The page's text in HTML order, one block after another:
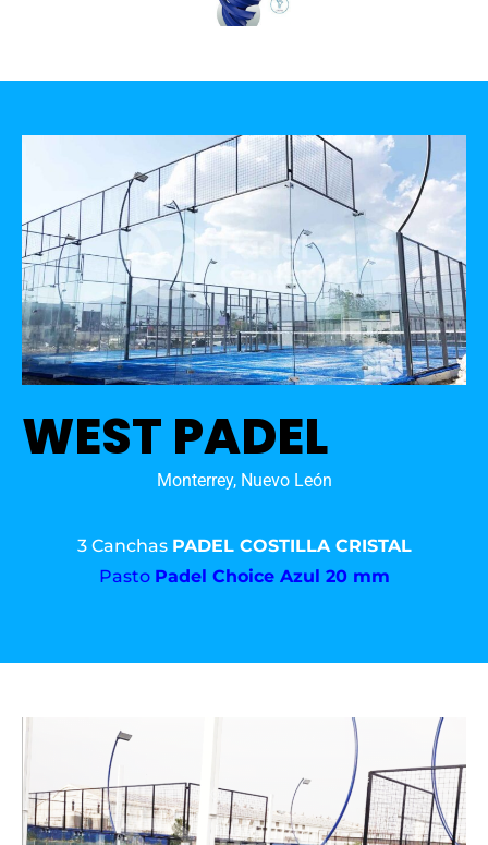
WEST PADEL
Monterrey, Nuevo León
3 Canchas PADEL COSTILLA CRISTAL
Pasto Padel Choice Azul 20 mm